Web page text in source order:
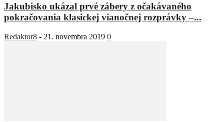
Jakubisko ukázal prvé zábery z očakávaného
pokračovania klasickej vianočnej rozprávky –...
Redaktor8 - 21. novembra 2019 0